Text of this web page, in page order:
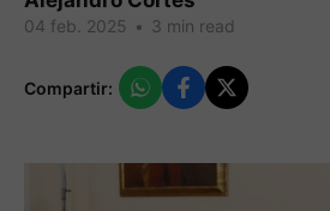
04 feb. 2025 • 3 min read
Compartir: